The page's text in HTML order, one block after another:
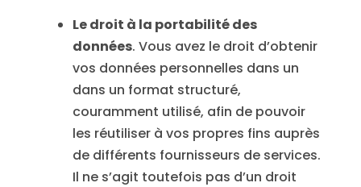
Le droit à la portabilité des
données. Vous avez le droit d’obtenir
vos données personnelles dans un
dans un format structuré,
couramment utilisé, afin de pouvoir
les réutiliser à vos propres fins auprès
de différents fournisseurs de services.
Il ne s’agit toutefois pas d’un droit